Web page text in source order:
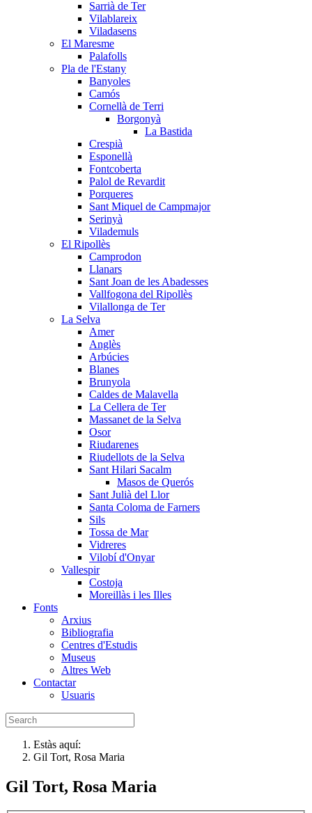
Sarrià de Ter
Vilablareix
Viladasens
El Maresme
Palafolls
Pla de l'Estany
Banyoles
Camós
Cornellà de Terri
Borgonyà
La Bastida
Crespià
Esponellà
Fontcoberta
Palol de Revardit
Porqueres
Sant Miquel de Campmajor
Serinyà
Vilademuls
El Ripollès
Camprodon
Llanars
Sant Joan de les Abadesses
Vallfogona del Ripollès
Vilallonga de Ter
La Selva
Amer
Anglès
Arbúcies
Blanes
Brunyola
Caldes de Malavella
La Cellera de Ter
Massanet de la Selva
Osor
Riudarenes
Riudellots de la Selva
Sant Hilari Sacalm
Masos de Querós
Sant Julià del Llor
Santa Coloma de Farners
Sils
Tossa de Mar
Vidreres
Vilobí d'Onyar
Vallespir
Costoja
Moreillàs i les Illes
Fonts
Arxius
Bibliografia
Centres d'Estudis
Museus
Altres Web
Contactar
Usuaris
Estàs aquí:
Gil Tort, Rosa Maria
Gil Tort, Rosa Maria